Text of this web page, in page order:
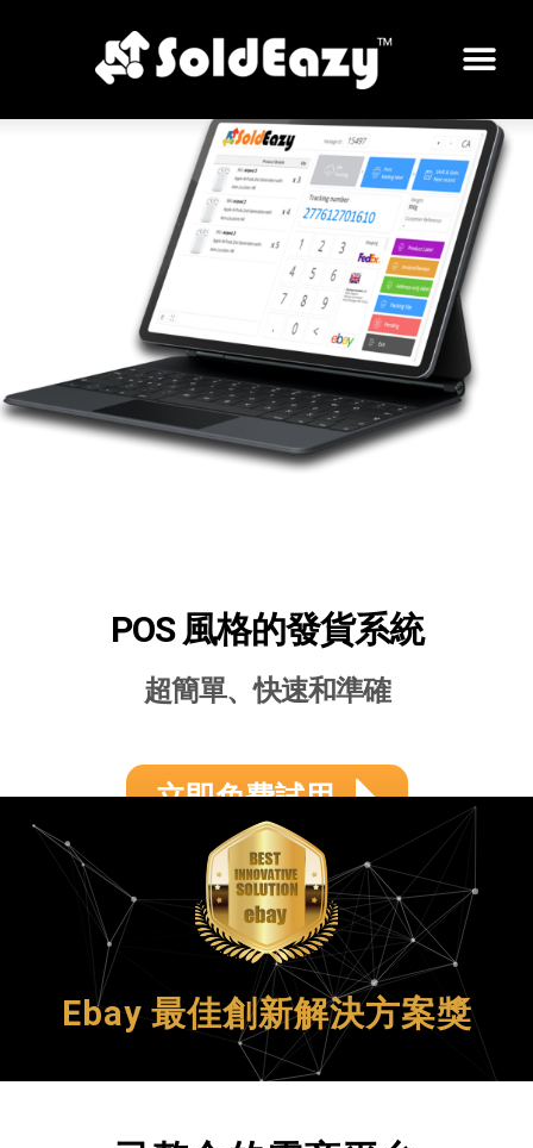
POS 風格的發貨系統
超簡單、快速和準確
立即免費試用
Ebay 最佳創新解決方案獎